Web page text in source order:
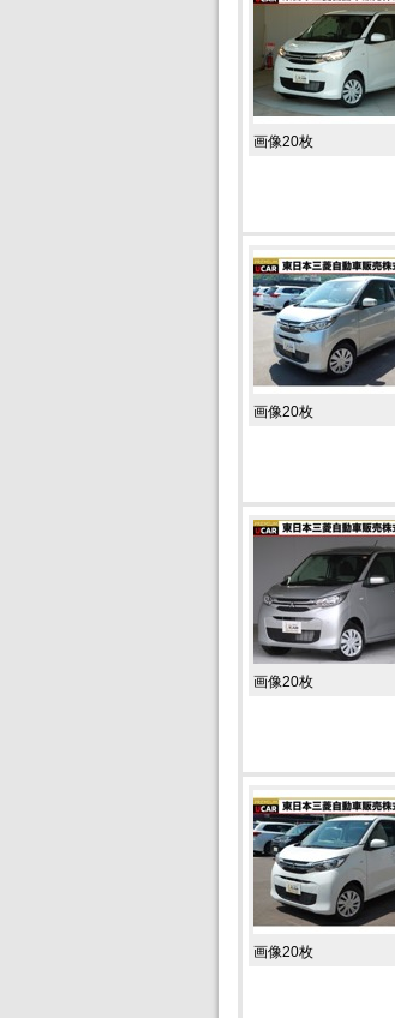
画像20枚
画像20枚
画像20枚
画像20枚